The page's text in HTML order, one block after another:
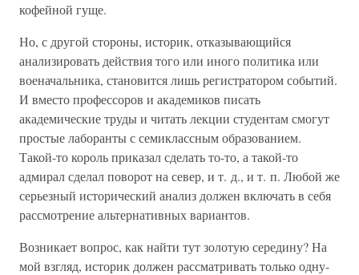
кофейной гуще.
Но, с другой стороны, историк, отказывающийся
анализировать действия того или иного политика или
военачальника, становится лишь регистратором событий.
И вместо профессоров и академиков писать
академические труды и читать лекции студентам смогут
простые лаборанты с семиклассным образованием.
Такой-то король приказал сделать то-то, а такой-то
адмирал сделал поворот на север, и т. д., и т. п. Любой же
серьезный исторический анализ должен включать в себя
рассмотрение альтернативных вариантов.
Возникает вопрос, как найти тут золотую середину? На
мой взгляд, историк должен рассматривать только одну-